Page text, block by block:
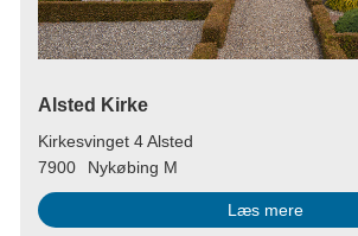
Alsted Kirke
Kirkesvinget 4 Alsted
7900
Nykøbing M
Læs mere